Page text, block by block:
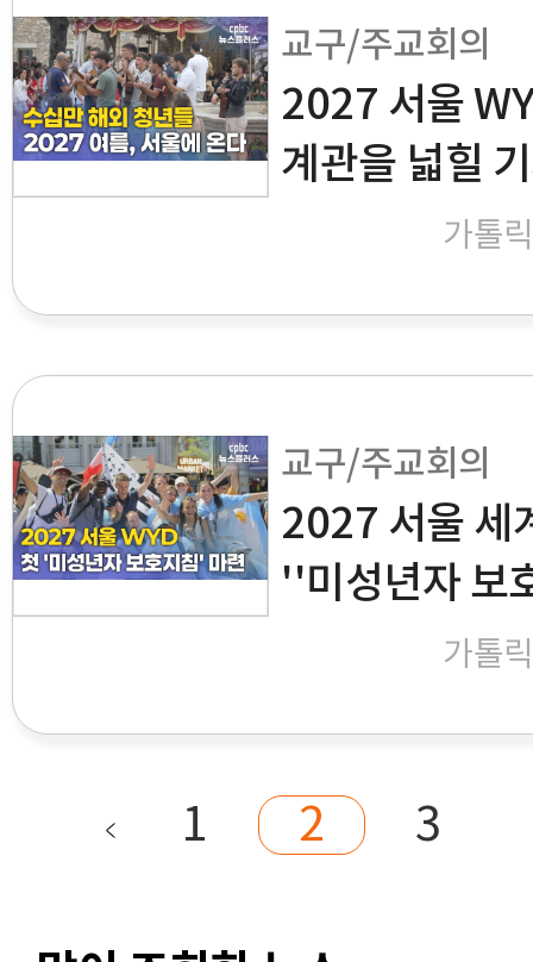
교구/주교회의
2027 서울
계관을 넓힐
가톨
교구/주교회의
2027 서울 세
''미성년자 보
가톨
1 2 3